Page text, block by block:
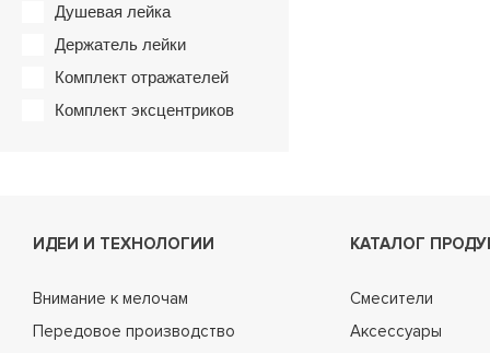
Душевая лейка
Держатель лейки
Комплект отражателей
Комплект эксцентриков
ИДЕИ И ТЕХНОЛОГИИ
Внимание к мелочам
Передовое производство
КАТАЛОГ
Смесители
Аксессуары